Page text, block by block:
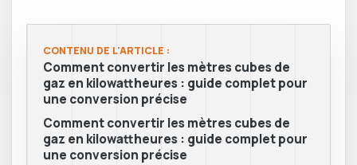
CONTENU DE L'ARTICLE :
Comment convertir les mètres cubes de
gaz en kilowattheures : guide complet pour
une conversion précise
Comment convertir les mètres cubes de
gaz en kilowattheures : guide complet pour
une conversion précise